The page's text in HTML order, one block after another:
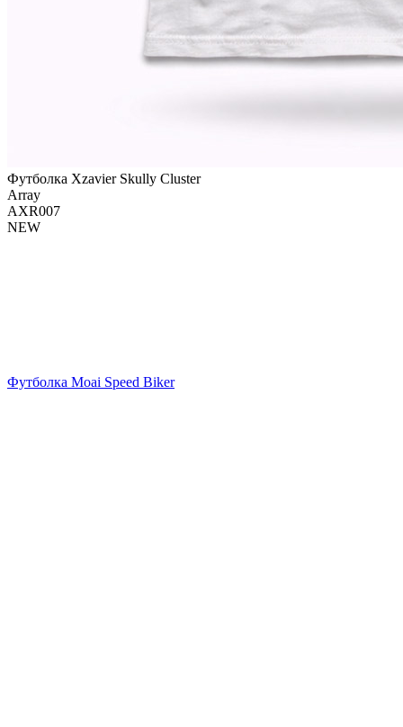
Футболка Xzavier Skully Cluster
Array
AXR007
NEW
Футболка Moai Speed Biker